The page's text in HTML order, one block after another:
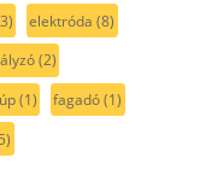
elektróda (8)
(2)
(1) fagadó(1)